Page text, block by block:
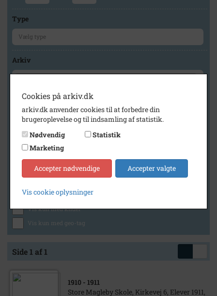
Type
Arkiv
Geografi
Generelt
Vis kun med billeder
Vis kun med lydklip
Vis kun med kilder
Vis kun med geo-tag
Side 1 af 1
1910 - 1911
Store Magleby Skole, Kirkevej 6, Elever 1911,
Cookies på arkiv.dk
arkiv.dk anvender cookies til at forbedre din
brugeroplevelse og til indsamling af statistik.
Nødvendig
Statistik
Marketing
Accepter nødvendige Accepter valgte
Vis cookie oplysninger